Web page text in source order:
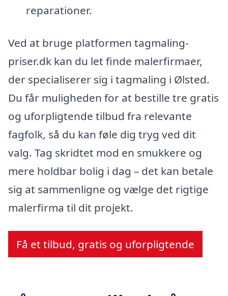
reparationer.
Ved at bruge platformen tagmaling-
priser.dk kan du let finde malerfirmaer,
der specialiserer sig i tagmaling i Ølsted.
Du får muligheden for at bestille tre gratis
og uforpligtende tilbud fra relevante
fagfolk, så du kan føle dig tryg ved dit
valg. Tag skridtet mod en smukkere og
mere holdbar bolig i dag – det kan betale
sig at sammenligne og vælge det rigtige
malerfirma til dit projekt.
Få et tilbud, gratis og uforpligtende